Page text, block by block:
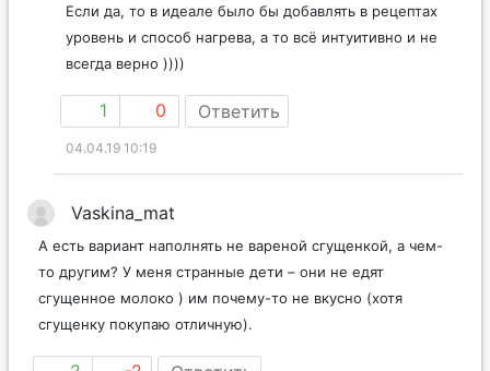
P.S. А духовой шкаф часом уже не электрический?
Если да, то в идеале было бы добавлять в рецептах
уровень и способ нагрева, а то всё интуитивно и не
1 0 Ответить
04.04.19 10:19
А есть вариант наполнять не вареной сгущенкой, а чем-
то другим? У меня странные дети – они не едят
сгущенное молоко ) им почему-то не вкусно (хотя